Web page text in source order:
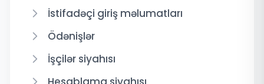
İstifadəçi giriş məlumatları
Ödənişlər
İşçilər siyahısı